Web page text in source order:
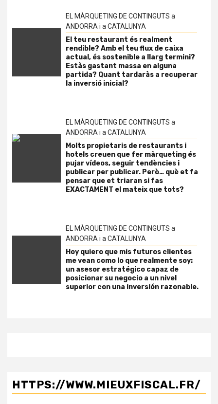
EL MÀRQUETING DE CONTINGUTS a
ANDORRA i a CATALUNYA
El teu restaurant és realment
rendible? Amb el teu flux de caixa
actual, és sostenible a llarg termini?
Estàs gastant massa en alguna
partida? Quant tardaràs a recuperar
la inversió inicial?
EL MÀRQUETING DE CONTINGUTS a
ANDORRA i a CATALUNYA
Molts propietaris de restaurants i
hotels creuen que fer màrqueting és
pujar vídeos, seguir tendències i
publicar per publicar. Però… què et fa
pensar que et triaran si fas
EXACTAMENT el mateix que tots?
EL MÀRQUETING DE CONTINGUTS a
ANDORRA i a CATALUNYA
Hoy quiero que mis futuros clientes
me vean como lo que realmente soy:
un asesor estratégico capaz de
posicionar su negocio a un nivel
superior con una inversión razonable.
HTTPS://WWW.MIEUXFISCAL.FR/